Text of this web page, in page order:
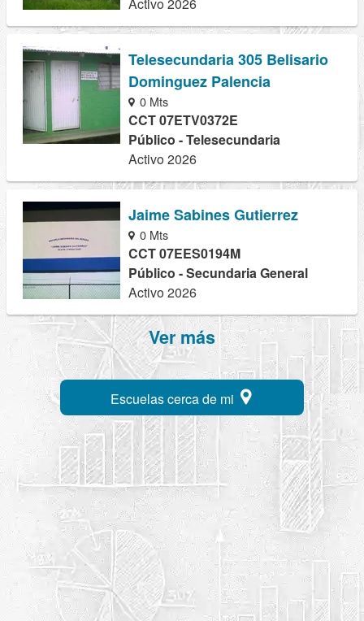
Telesecundaria 305 Belisario
Dominguez Palencia
0 Mts
CCT 07ETV0372E
Público - Telesecundaria
Activo 2026
Jaime Sabines Gutierrez
0 Mts
CCT 07EES0194M
Público - Secundaria General
Activo 2026
Ver más
Escuelas cerca de mi